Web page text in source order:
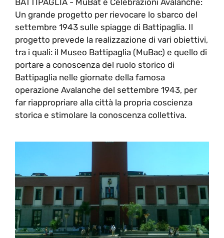
Un grande progetto per rievocare lo sbarco del
settembre 1943 sulle spiagge di Battipaglia. Il
progetto prevede la realizzazione di vari obiettivi,
tra i quali: il Museo Battipaglia (MuBac) e quello di
portare a conoscenza del ruolo storico di
Battipaglia nelle giornate della famosa
operazione Avalanche del settembre 1943, per
far riappropriare alla città la propria coscienza
storica e stimolare la conoscenza collettiva.